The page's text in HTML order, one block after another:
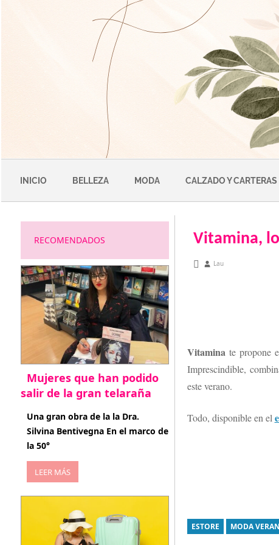
INICIO BELLEZA MODA CALZADO Y CARTERAS
Vitamina,
noviembre 10, 2012
Lau
Vitamina te propone
Imprescindible,
este verano.
Todo, disponible en el
ESTORE MODA
RECOMENDADOS
Mujeres que han podido
salir de la gran telaraña
abril 29, 2026
Una gran obra de la la Dra.
Silvina Bentivegna En el marco de
la 50°
LEER MÁS